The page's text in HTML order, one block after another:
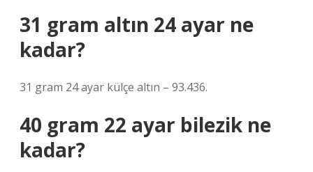
31 gram altın 24 ayar ne
kadar?
31 gram 24 ayar külçe altın – 93.436.
40 gram 22 ayar bilezik ne
kadar?